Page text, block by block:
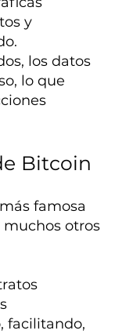
y
los datos
lo que
Bitcoin
famosa
otros
facilitando,